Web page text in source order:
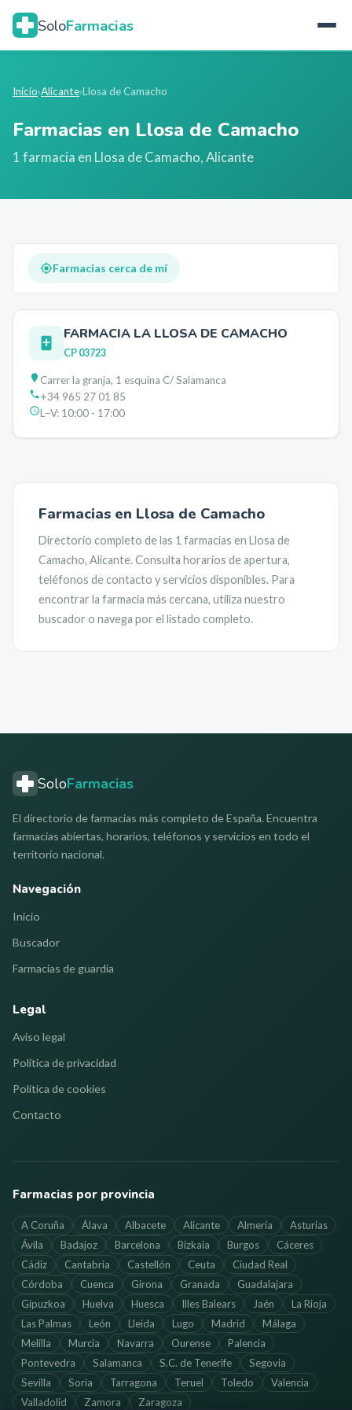
SoloFarmacias
Inicio›Alicante›Llosa de Camacho
Farmacias en Llosa de Camacho
1 farmacia en Llosa de Camacho,Alicante
Farmacias cerca de mí
FARMACIA LA LLOSA DE CAMACHO
CP 03723
Carrer la granja, 1 esquina C/ Salamanca
+34 965 27 01 85
L–V: 10:00 - 17:00
Farmacias en Llosa de Camacho
Directorio completo de las 1 farmacias en Llosa de
Camacho, Alicante. Consulta horarios de apertura,
teléfonos de contacto y servicios disponibles. Para
encontrar la farmacia más cercana, utiliza nuestro
buscador o navega por el listado completo.
SoloFarmacias
El directorio de farmacias más completo de España. Encuentra
farmacias abiertas, horarios, teléfonos y servicios en todo el
territorio nacional.
Navegación
Inicio
Buscador
Farmacias de guardia
Legal
Aviso legal
Política de privacidad
Política de cookies
Contacto
Farmacias por provincia
A Coruña Álava Albacete Alicante Almería
Asturias
Ávila
Badajoz Barcelona Bizkaia Burgos
Cáceres
Cádiz
Cantabria Castellón Ceuta
Ciudad Real
Córdoba
Cuenca Girona Granada
Guadalajara
Gipuzkoa
Huelva Huesca Illes Balears Jaén
La Rioja
Las Palmas
León Lleida Lugo Madrid
Málaga
Melilla
Murcia Navarra Ourense
Palencia
Pontevedra
Salamanca S.C. de Tenerife
Segovia
Sevilla
Soria Tarragona Teruel Toledo
Valencia
Valladolid
Zamora Zaragoza